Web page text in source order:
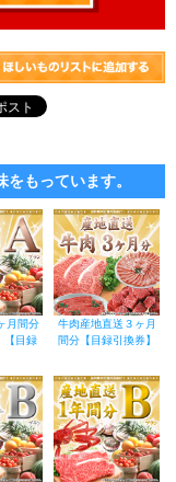
もっています。
月間分
【目録
牛肉産地直送３ヶ月
間分【目録引換券】